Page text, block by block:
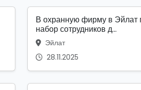
В охранную фирму в Эйлат
набор сотрудников д...
Эйлат
28.11.2025